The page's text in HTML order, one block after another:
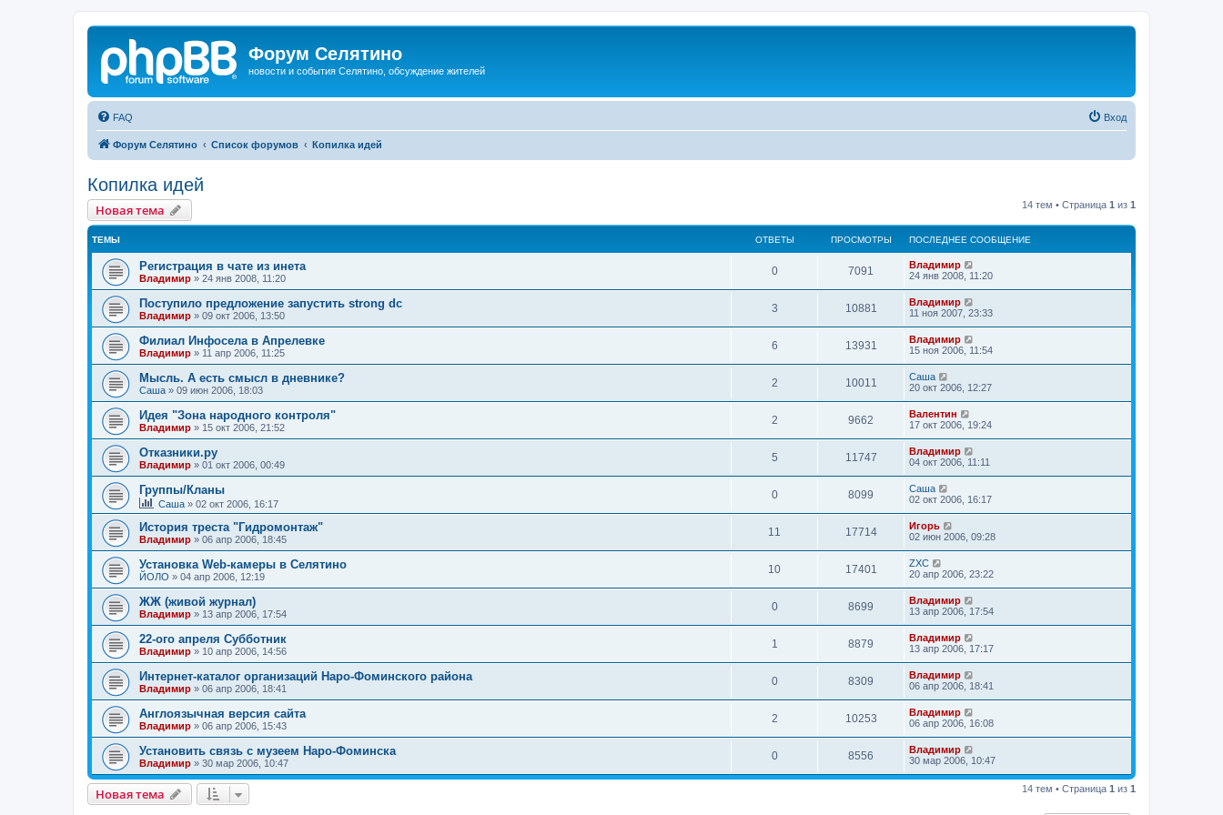
Форум Селятино
новости и события Селятино, обсуждение жителей
FAQ Вход
Форум Селятино Список форумов Копилка идей
Копилка идей
Новая тема 14 тем • Страница 1 из 1
ТЕМЫ ОТВЕТЫ ПРОСМОТРЫ ПОСЛЕДНЕЕ СООБЩЕНИЕ
Регистрация в чате из инета
Владимир » 24 янв 2008, 11:20
0 7091
Владимир
24 янв 2008, 11:20
Поступило предложение запустить strong dc
Владимир » 09 окт 2006, 13:50
3 10881
Владимир
11 ноя 2007, 23:33
Филиал Инфосела в Апрелевке
Владимир » 11 апр 2006, 11:25
6 13931
Владимир
15 ноя 2006, 11:54
Мысль. А есть смысл в дневнике?
Саша » 09 июн 2006, 18:03
2 10011
Саша
20 окт 2006, 12:27
Идея "Зона народного контроля"
Владимир » 15 окт 2006, 21:52
2 9662
Валентин
17 окт 2006, 19:24
Отказники.ру
Владимир » 01 окт 2006, 00:49
5 11747
Владимир
04 окт 2006, 11:11
Группы/Кланы
Саша » 02 окт 2006, 16:17
0 8099
Саша
02 окт 2006, 16:17
История треста "Гидромонтаж"
Владимир » 06 апр 2006, 18:45
11 17714
Игорь
02 июн 2006, 09:28
Установка Web-камеры в Селятино
ЙОЛО » 04 апр 2006, 12:19
10 17401
ZXC
20 апр 2006, 23:22
ЖЖ (живой журнал)
Владимир » 13 апр 2006, 17:54
0 8699
Владимир
13 апр 2006, 17:54
22-ого апреля Субботник
Владимир » 10 апр 2006, 14:56
1 8879
Владимир
13 апр 2006, 17:17
Интернет-каталог организаций Наро-Фоминского района
Владимир » 06 апр 2006, 18:41
0 8309
Владимир
06 апр 2006, 18:41
Англоязычная версия сайта
Владимир » 06 апр 2006, 15:43
2 10253
Владимир
06 апр 2006, 16:08
Установить связь с музеем Наро-Фоминска
Владимир » 30 мар 2006, 10:47
0 8556
Владимир
30 мар 2006, 10:47
Новая тема 14 тем • Страница 1 из 1